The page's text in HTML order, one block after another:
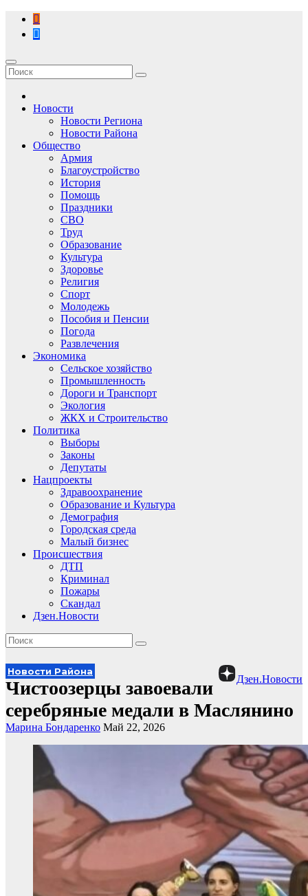
Перейти
содержимому
Новости
Новости Региона
Новости Района
Общество
Армия
Благоустройство
История
Помощь
Праздники
СВО
Труд
Образование
Культура
Здоровье
Религия
Спорт
Молодежь
Пособия и Пенсии
Погода
Развлечения
Экономика
Сельское хозяйство
Промышленность
Дороги и Транспорт
Экология
ЖКХ и Строительство
Политика
Выборы
Законы
Депутаты
Нацпроекты
Здравоохранение
Образование и Культура
Демография
Городская среда
Малый бизнес
Происшествия
ДТП
Криминал
Пожары
Скандал
Дзен.Новости
Дзен.Новости
Новости Района
Чистоозерцы завоевали
серебряные медали в Маслянино
Марина Бондаренко Май 22, 2026